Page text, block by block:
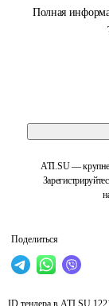
Полная
ATI.SU —
Поделиться
ID тендера в ATI.SU